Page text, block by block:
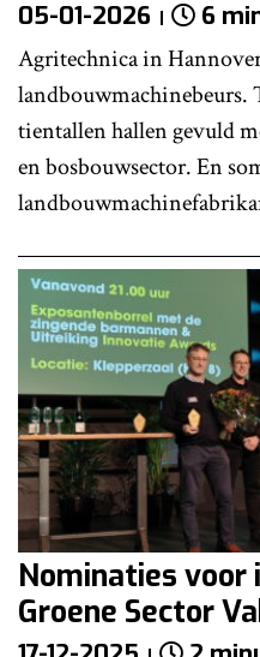
05-01-2026 6
Agritechnica in
landbouwmachinebeurs.
tientallen hallen gevuld
en bosbouwsector. En
Nominaties voor
Groene Sector